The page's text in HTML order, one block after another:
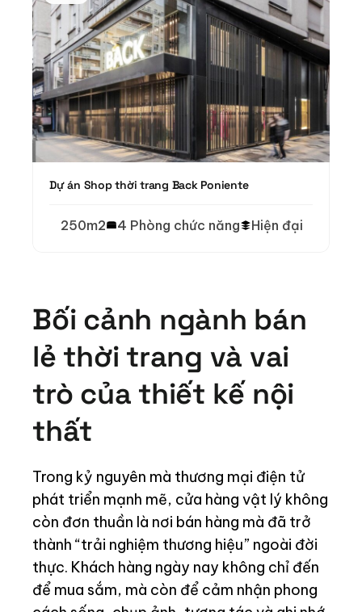
Dự án Shop thời trang Back Poniente
250m2 4 Phòng chức năng Hiện đại
Bối cảnh ngành bán
lẻ thời trang và vai
trò của thiết kế nội
thất
Trong kỷ nguyên mà thương mại điện tử
phát triển mạnh mẽ, cửa hàng vật lý không
còn đơn thuần là nơi bán hàng mà đã trở
thành “trải nghiệm thương hiệu” ngoài đời
thực. Khách hàng ngày nay không chỉ đến
để mua sắm, mà còn để cảm nhận phong